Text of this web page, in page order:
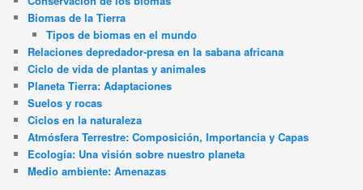
Biomas de la Tierra
Tipos de biomas en el mundo
Relaciones depredador-presa en la sabana africana
Ciclo de vida de plantas y animales
Planeta Tierra: Adaptaciones
Suelos y rocas
Ciclos en la naturaleza
Atmósfera Terrestre: Composición, Importancia y Capas
Ecología: Una visión sobre nuestro planeta
Medio ambiente: Amenazas